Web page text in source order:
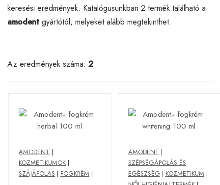
keresési eredmények. Katalógusunkban 2 termék található a
amodent gyártótól, melyeket alább megtekinthet.
Az eredmények száma: 2
AMODENT |
KOZMETIKUMOK |
SZÁJÁPOLÁS | FOGKRÉM |
AMODENT |
SZÉPSÉGÁPOLÁS ÉS
EGÉSZSÉG | KOZMETIKUM |